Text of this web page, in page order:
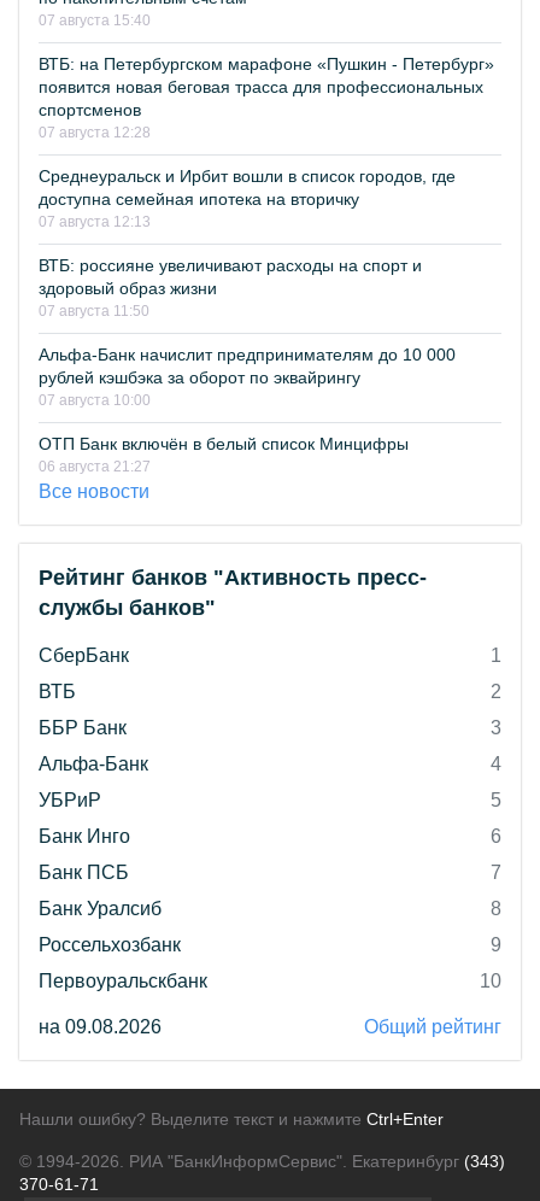
07 августа 15:40
ВТБ: на Петербургском марафоне «Пушкин - Петербург»
появится новая беговая трасса для профессиональных
спортсменов
07 августа 12:28
Среднеуральск и Ирбит вошли в список городов, где
доступна семейная ипотека на вторичку
07 августа 12:13
ВТБ: россияне увеличивают расходы на спорт и
здоровый образ жизни
07 августа 11:50
Альфа-Банк начислит предпринимателям до 10 000
рублей кэшбэка за оборот по эквайрингу
07 августа 10:00
ОТП Банк включён в белый список Минцифры
06 августа 21:27
Все новости
Рейтинг банков "Активность пресс-
службы банков"
СберБанк
1
ВТБ
2
ББР Банк
3
Альфа-Банк
4
УБРиР
5
Банк Инго
6
Банк ПСБ
7
Банк Уралсиб
8
Россельхозбанк
9
Первоуральскбанк
10
на 09.08.2026 Общий рейтинг
Нашли ошибку? Выделите текст и нажмите Ctrl+Enter
© 1994-2026. РИА "БанкИнформСервис". Екатеринбург (343)
370-61-71